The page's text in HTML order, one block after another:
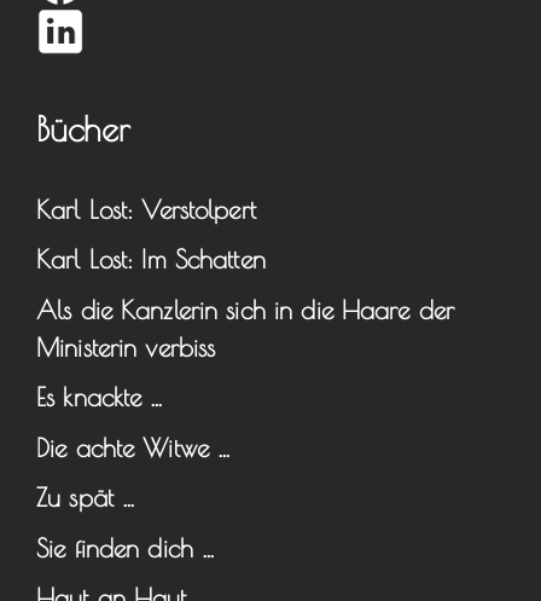
Bücher
Karl Lost: Verstolpert
Karl Lost: Im Schatten
Als die Kanzlerin sich in die Haare der
Ministerin verbiss
Es knackte …
Die achte Witwe …
Zu spät …
Sie finden dich …